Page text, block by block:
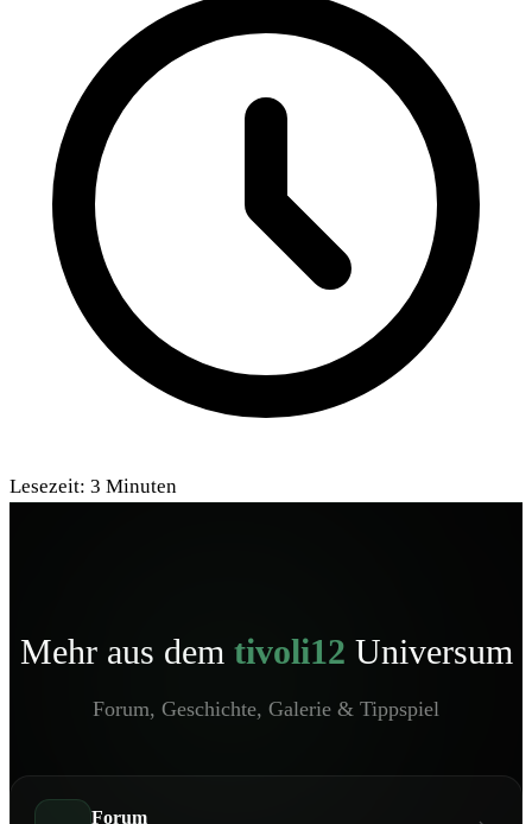
Lesezeit: 3 Minuten
Mehr aus dem tivoli12 Universum
Forum, Geschichte, Galerie & Tippspiel
Forum